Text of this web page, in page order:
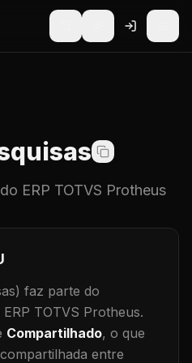
do ERP TOTVS Protheus
faz parte do
TOTVS Protheus.
Compartilhado, o que
entre